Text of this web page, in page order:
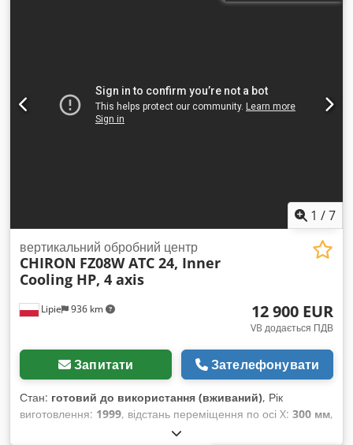
1 /7
Lipie 936 km
вертикальний обробний центр
CHIRON FZ08W ATC 24, Inner
Cooling HP, 4 axis
12 900 EUR
VB додається ПДВ
Запитати Зателефонувати
Стан: готовий до використання (вживаний), Рік
виготовлення: 1999, відстань переміщення по осі X: 300 мм,
відстань переміщення по осі Y: